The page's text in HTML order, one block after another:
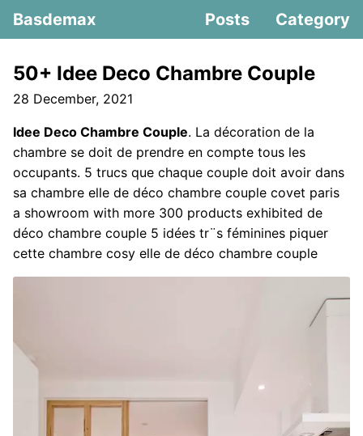
Basdemax Posts Category
50+ Idee Deco Chambre Couple
28 December, 2021
Idee Deco Chambre Couple. La décoration de la
chambre se doit de prendre en compte tous les
occupants. 5 trucs que chaque couple doit avoir dans
sa chambre elle de déco chambre couple covet paris
a showroom with more 300 products exhibited de
déco chambre couple 5 idées tr¨s féminines piquer
cette chambre cosy elle de déco chambre couple